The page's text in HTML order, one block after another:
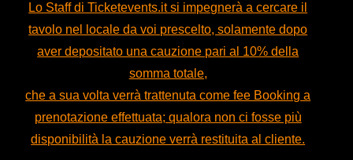
Lo Staff di Ticketevents.it si impegnerà a cercare il
tavolo nel locale da voi prescelto, solamente dopo
aver depositato una cauzione pari al 10% della
somma totale,
che a sua volta verrà trattenuta come fee Booking a
prenotazione effettuata; qualora non ci fosse più
disponibilità la cauzione verrà restituita al cliente.